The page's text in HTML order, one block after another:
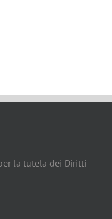
la tutela dei Diritti